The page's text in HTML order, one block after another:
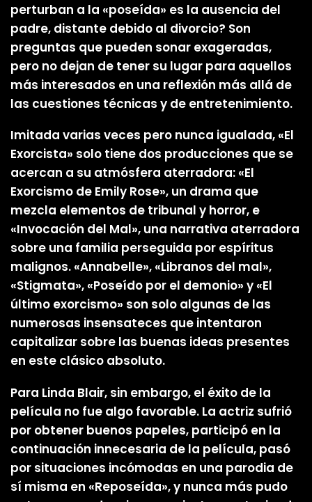
perturban a la «poseída» es la ausencia del
padre, distante debido al divorcio? Son
preguntas que pueden sonar exageradas,
pero no dejan de tener su lugar para aquellos
más interesados en una reflexión más allá de
las cuestiones técnicas y de entretenimiento.
Imitada varias veces pero nunca igualada, «El
Exorcista» solo tiene dos producciones que se
acercan a su atmósfera aterradora: «El
Exorcismo de Emily Rose», un drama que
mezcla elementos de tribunal y horror, e
«Invocación del Mal», una narrativa aterradora
sobre una familia perseguida por espíritus
malignos. «Annabelle», «Libranos del mal»,
«Stigmata», «Poseído por el demonio» y «El
último exorcismo» son solo algunas de las
numerosas insensateces que intentaron
capitalizar sobre las buenas ideas presentes
en este clásico absoluto.
Para Linda Blair, sin embargo, el éxito de la
película no fue algo favorable. La actriz sufrió
por obtener buenos papeles, participó en la
continuación innecesaria de la película, pasó
por situaciones incómodas en una parodia de
sí misma en «Reposeída», y nunca más pudo